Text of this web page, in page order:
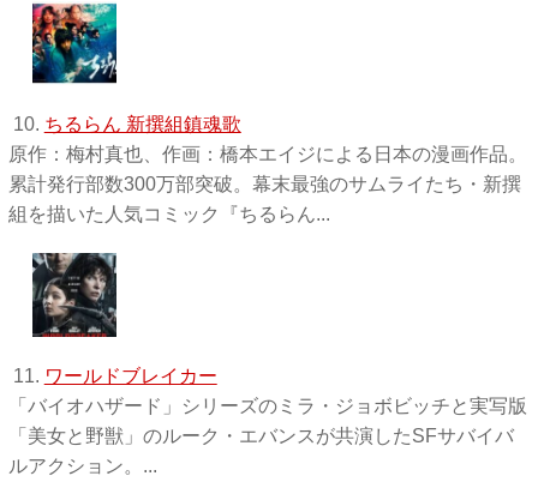
10. ちるらん 新撰組鎮魂歌
原作：梅村真也、作画：橋本エイジによる日本の漫画作品。
累計発行部数300万部突破。幕末最強のサムライたち・新撰
組を描いた人気コミック『ちるらん...
11. ワールドブレイカー
「バイオハザード」シリーズのミラ・ジョボビッチと実写版
「美女と野獣」のルーク・エバンスが共演したSFサバイバ
ルアクション。...